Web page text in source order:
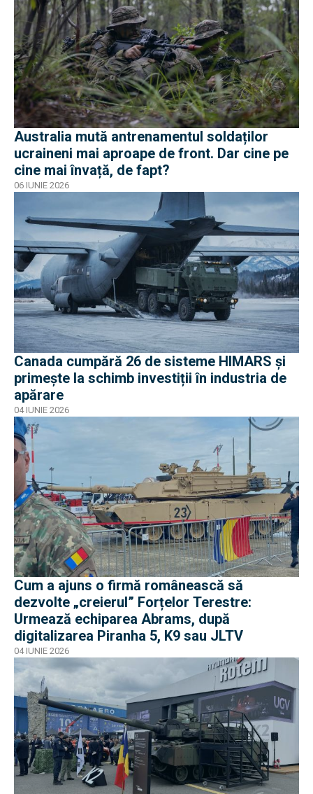
Australia mută antrenamentul soldaților
ucraineni mai aproape de front. Dar cine pe
cine mai învață, de fapt?
06 IUNIE 2026
Canada cumpără 26 de sisteme HIMARS și
primește la schimb investiții în industria de
apărare
04 IUNIE 2026
Cum a ajuns o firmă românească să
dezvolte „creierul” Forțelor Terestre:
Urmează echiparea Abrams, după
digitalizarea Piranha 5, K9 sau JLTV
04 IUNIE 2026